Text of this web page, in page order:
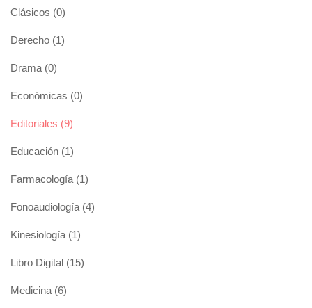
Clásicos (0)
Derecho (1)
Drama (0)
Económicas (0)
Editoriales (9)
Educación (1)
Farmacología (1)
Fonoaudiología (4)
Kinesiología (1)
Libro Digital (15)
Medicina (6)